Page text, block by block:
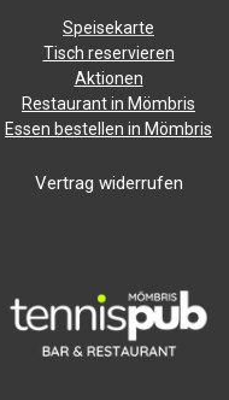
Speisekarte
Tisch reservieren
Aktionen
Restaurant in Mömbris
Essen bestellen in Mömbris
Vertrag widerrufen